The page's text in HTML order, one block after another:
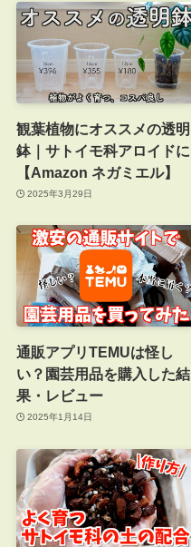
観葉植物にオススメの透明
鉢｜サトイモ科アロイドに
【Amazon ネガミエル】
2025年3月29日
通販アプリTEMUは怪し
い？園芸用品を購入した結
果・レビュー
2025年1月14日